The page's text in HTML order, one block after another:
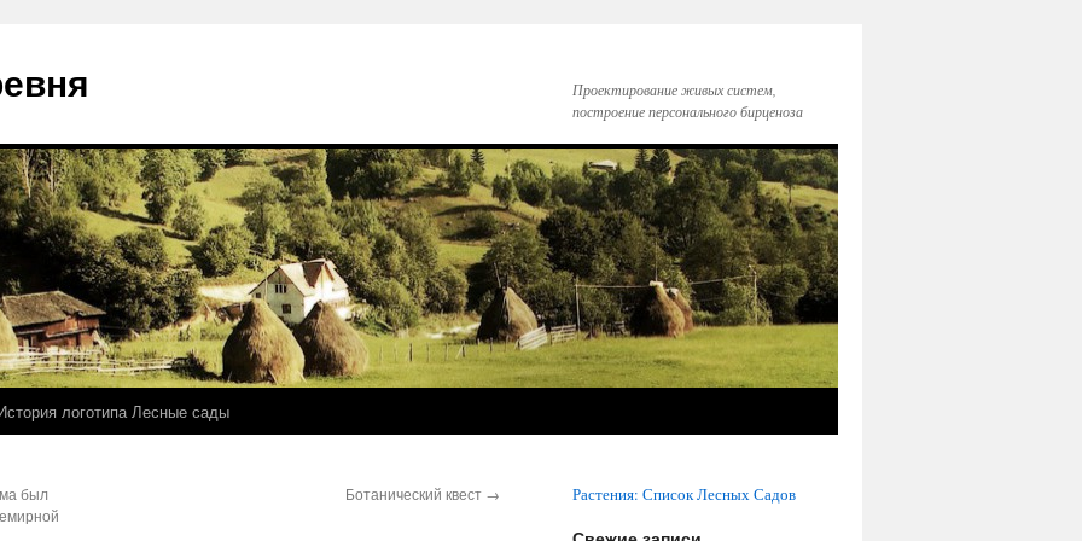
Проектирование живых систем,
построение персонального бирценоза
логотипа Лесные сады
был
Ботанический квест → Растения: Список Лесных Садов